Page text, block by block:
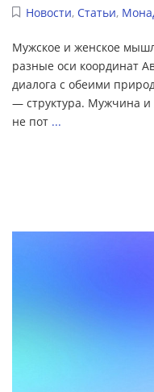
Новости, Статьи,
Мужское и женское
разные оси координат
диалога с обеими
— структура. Мужчина
не пот ...